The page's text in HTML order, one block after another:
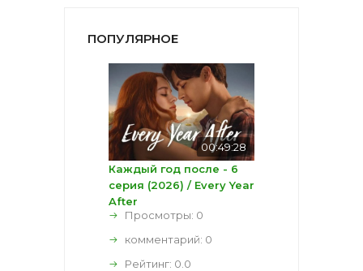
ПОПУЛЯРНОЕ
00:49:28
Каждый год после - 6
серия (2026) / Every Year
After
Просмотры: 0
комментарий: 0
Рейтинг: 0.0